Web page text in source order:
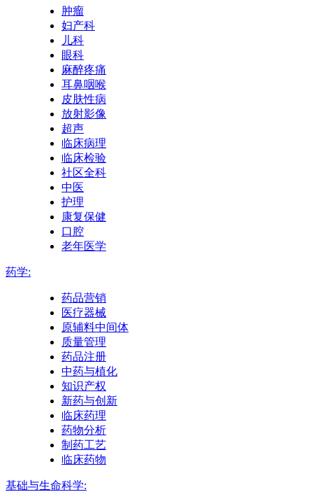
肿瘤
妇产科
儿科
眼科
麻醉疼痛
耳鼻咽喉
皮肤性病
放射影像
超声
临床病理
临床检验
社区全科
中医
护理
康复保健
口腔
老年医学
药学:
药品营销
医疗器械
原辅料中间体
质量管理
药品注册
中药与植化
知识产权
新药与创新
临床药理
药物分析
制药工艺
临床药物
基础与生命科学: